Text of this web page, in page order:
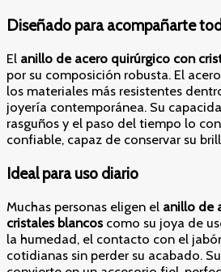
Diseñado para acompañarte
El anillo de acero quirúrgico con
por su composición robusta. El
los materiales más resistentes
joyería contemporánea. Su
rasguños y el paso del tiempo lo
confiable, capaz de conservar su
Ideal para uso diario
Muchas personas eligen el anillo de
cristales blancoscomo su joya de
la humedad, el contacto con el
cotidianas sin perder su acabado.